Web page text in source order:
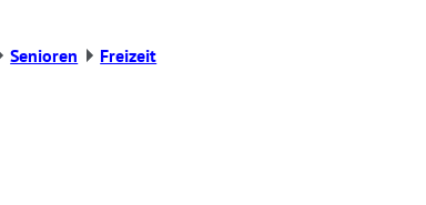
Senioren Freizeit